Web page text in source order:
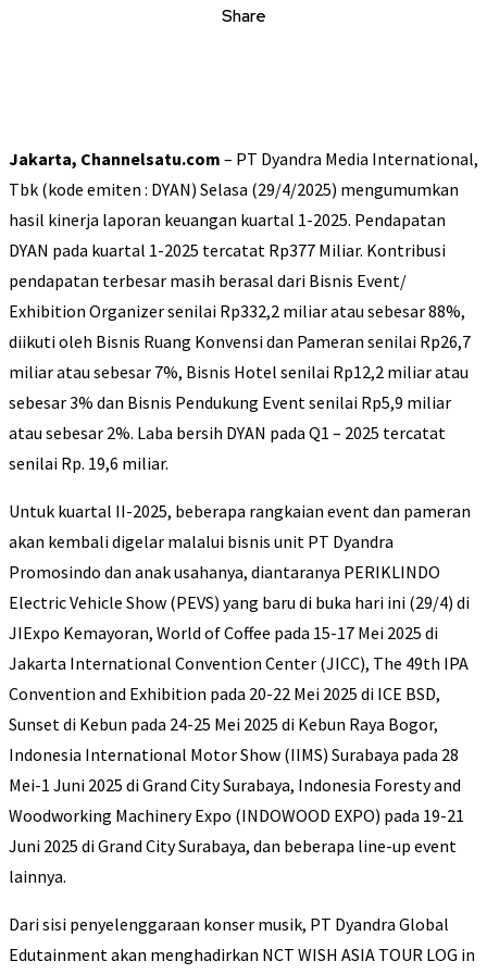
Share
Jakarta, Channelsatu.com – PT Dyandra Media International,
Tbk (kode emiten : DYAN) Selasa (29/4/2025) mengumumkan
hasil kinerja laporan keuangan kuartal 1-2025. Pendapatan
DYAN pada kuartal 1-2025 tercatat Rp377 Miliar. Kontribusi
pendapatan terbesar masih berasal dari Bisnis Event/
Exhibition Organizer senilai Rp332,2 miliar atau sebesar 88%,
diikuti oleh Bisnis Ruang Konvensi dan Pameran senilai Rp26,7
miliar atau sebesar 7%, Bisnis Hotel senilai Rp12,2 miliar atau
sebesar 3% dan Bisnis Pendukung Event senilai Rp5,9 miliar
atau sebesar 2%. Laba bersih DYAN pada Q1 – 2025 tercatat
senilai Rp. 19,6 miliar.
Untuk kuartal II-2025, beberapa rangkaian event dan pameran
akan kembali digelar malalui bisnis unit PT Dyandra
Promosindo dan anak usahanya, diantaranya PERIKLINDO
Electric Vehicle Show (PEVS) yang baru di buka hari ini (29/4) di
JIExpo Kemayoran, World of Coffee pada 15-17 Mei 2025 di
Jakarta International Convention Center (JICC), The 49th IPA
Convention and Exhibition pada 20-22 Mei 2025 di ICE BSD,
Sunset di Kebun pada 24-25 Mei 2025 di Kebun Raya Bogor,
Indonesia International Motor Show (IIMS) Surabaya pada 28
Mei-1 Juni 2025 di Grand City Surabaya, Indonesia Foresty and
Woodworking Machinery Expo (INDOWOOD EXPO) pada 19-21
Juni 2025 di Grand City Surabaya, dan beberapa line-up event
lainnya.
Dari sisi penyelenggaraan konser musik, PT Dyandra Global
Edutainment akan menghadirkan NCT WISH ASIA TOUR LOG in